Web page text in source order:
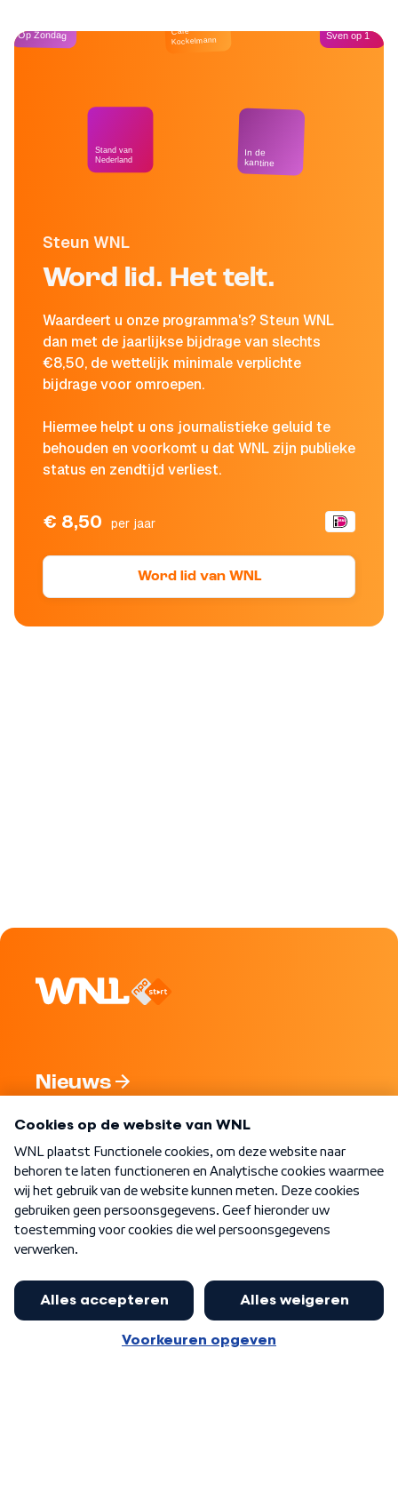
Steun WNL
Word lid. Het telt.
Waardeert u onze programma's? Steun WNL
dan met de jaarlijkse bijdrage van slechts
€8,50, de wettelijk minimale verplichte
bijdrage voor omroepen.
Hiermee helpt u ons journalistieke geluid te
behouden en voorkomt u dat WNL zijn publieke
status en zendtijd verliest.
€ 8,50 per jaar
Word lid van WNL
Op Zondag
Stand van
Nederland
Café
Kockelmann
In de
kantine
Sven op 1
Nieuws
Nieuwsbrief
Word Lid